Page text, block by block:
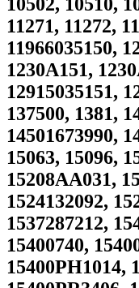
11271, 11272,
11966035150,
1230A151,
12915035151,
137500, 1381,
14501673990,
15063, 15096,
15208AA031,
1524132092,
1537287212,
15400740,
15400PH1014,